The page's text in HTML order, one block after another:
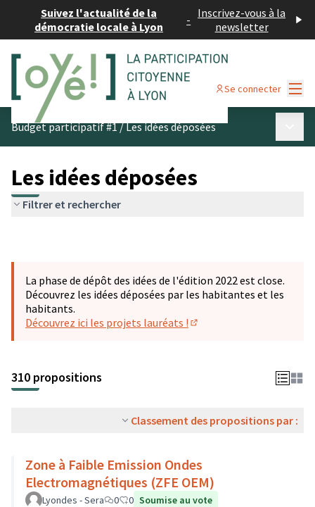
Suivez l'actualité de la
démocratie locale à Lyon
- Inscrivez-vous à la
newsletter
Se connecter
Budget participatif #1/Les idées déposées
Les idées déposées
Filtrer et rechercher
La phase de dépôt des idées de l'édition 2022 est close.
Découvrez les idées déposées par les habitantes et les
habitants.
Découvrez ici les projets lauréats !
310 propositions
Classement des propositions par :
Zone à Faible Emission Ondes
Electromagnétiques (ZFE OEM)
Lyondes - Sera 0 0 Soumise au vote